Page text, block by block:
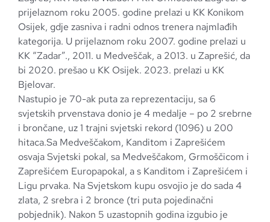
prijelaznom roku 2005. godine prelazi u KK Konikom
Osijek, gdje zasniva i radni odnos trenera najmlađih
kategorija. U prijelaznom roku 2007. godine prelazi u
KK “Zadar”., 2011. u Medveščak, a 2013. u Zaprešić, da
bi 2020. prešao u KK Osijek. 2023. prelazi u KK
Bjelovar.
Nastupio je 70-ak puta za reprezentaciju, sa 6
svjetskih prvenstava donio je 4 medalje – po 2 srebrne
i brončane, uz 1 trajni svjetski rekord (1096) u 200
hitaca.Sa Medveščakom, Kanditom i Zaprešićem
osvaja Svjetski pokal, sa Medveščakom, Grmoščicom i
Zaprešićem Europapokal, a s Kanditom i Zaprešićem i
Ligu prvaka. Na Svjetskom kupu osvojio je do sada 4
zlata, 2 srebra i 2 bronce (tri puta pojedinačni
pobjednik). Nakon 5 uzastopnih godina izgubio je